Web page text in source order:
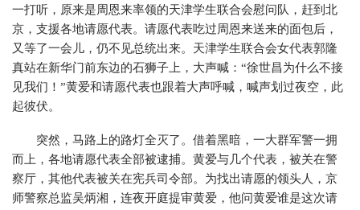
一打听，原来是周恩来率领的天津学生联合会慰问队，赶到北
京，支援各地请愿代表。请愿代表吃过周恩来送来的面包后，
又等了一会儿，仍不见总统出来。天津学生联合会女代表郭隆
真站在新华门前东边的石狮子上，大声喊：“徐世昌为什么不接
见我们！”黄爱和请愿代表也跟着大声呼喊，喊声划过夜空，此
起彼伏。
突然，马路上的路灯全灭了。借着黑暗，一大群军警一拥
而上，各地请愿代表全部被逮捕。黄爱与几个代表，被关在警
察厅，其他代表被关在宪兵司令部。为找出请愿的领头人，京
师警察总监吴炳湘，连夜开庭提审黄爱，他问黄爱谁是这次请